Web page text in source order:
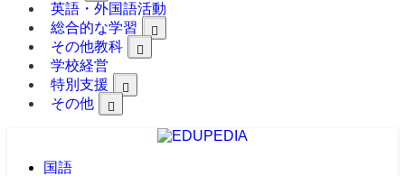
英語・外国語活動
総合的な学習
その他教科
学校経営
特別支援
その他
国語